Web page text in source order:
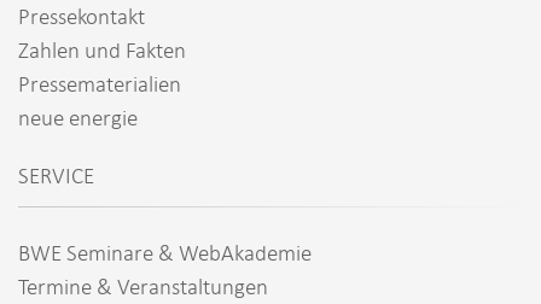
Pressekontakt
Zahlen und Fakten
Pressematerialien
neue energie
SERVICE
BWE Seminare & WebAkademie
Termine & Veranstaltungen